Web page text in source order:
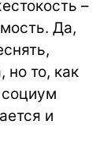
–
Да,
но то, как
и